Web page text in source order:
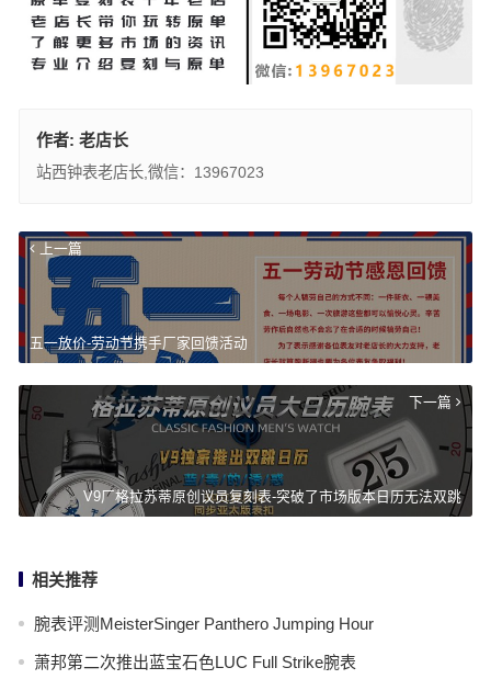
作者: 老店长
站西钟表老店长,微信：13967023
上一篇
五一放价-劳动节携手厂家回馈活动
下一篇
V9厂格拉苏蒂原创议员复刻表-突破了市场版本日历无法双跳
相关推荐
腕表评测MeisterSinger Panthero Jumping Hour
萧邦第二次推出蓝宝石色LUC Full Strike腕表